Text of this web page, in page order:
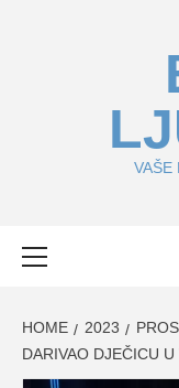
VAŠE
HOME 2023
DARIVAO DJEČICU